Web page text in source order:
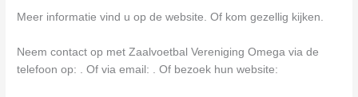
Meer informatie vind u op de website. Of kom gezellig kijken.
Neem contact op met Zaalvoetbal Vereniging Omega via de
telefoon op: . Of via email:
. Of bezoek hun website: